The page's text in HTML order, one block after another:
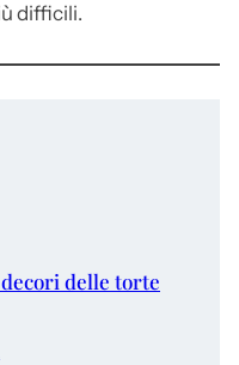
difficili.
delle torte